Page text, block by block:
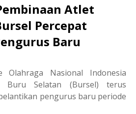
Atlet
Percepat
Baru
Olahraga Nasional Indonesia
Buru Selatan (Bursel) terus
pengurus baru periode